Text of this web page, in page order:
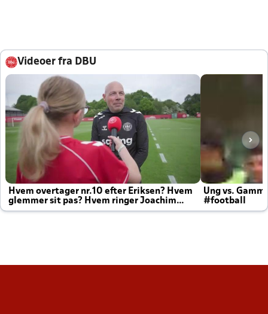
Videoer fra DBU
Hvem overtager nr.10 efter Eriksen? Hvem
glemmer sit pas? Hvem ringer Joachim
altid til efter kampe?
Ung vs.
#football